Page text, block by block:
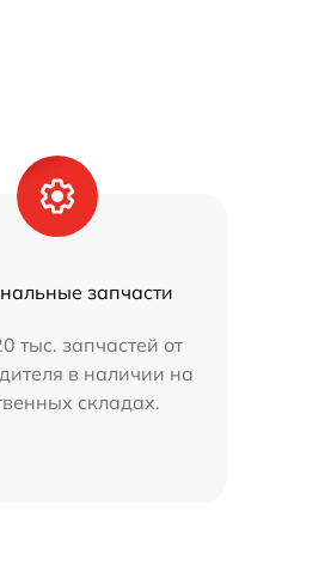
запчасти
тыс. запчастей от
в наличии на
складах.